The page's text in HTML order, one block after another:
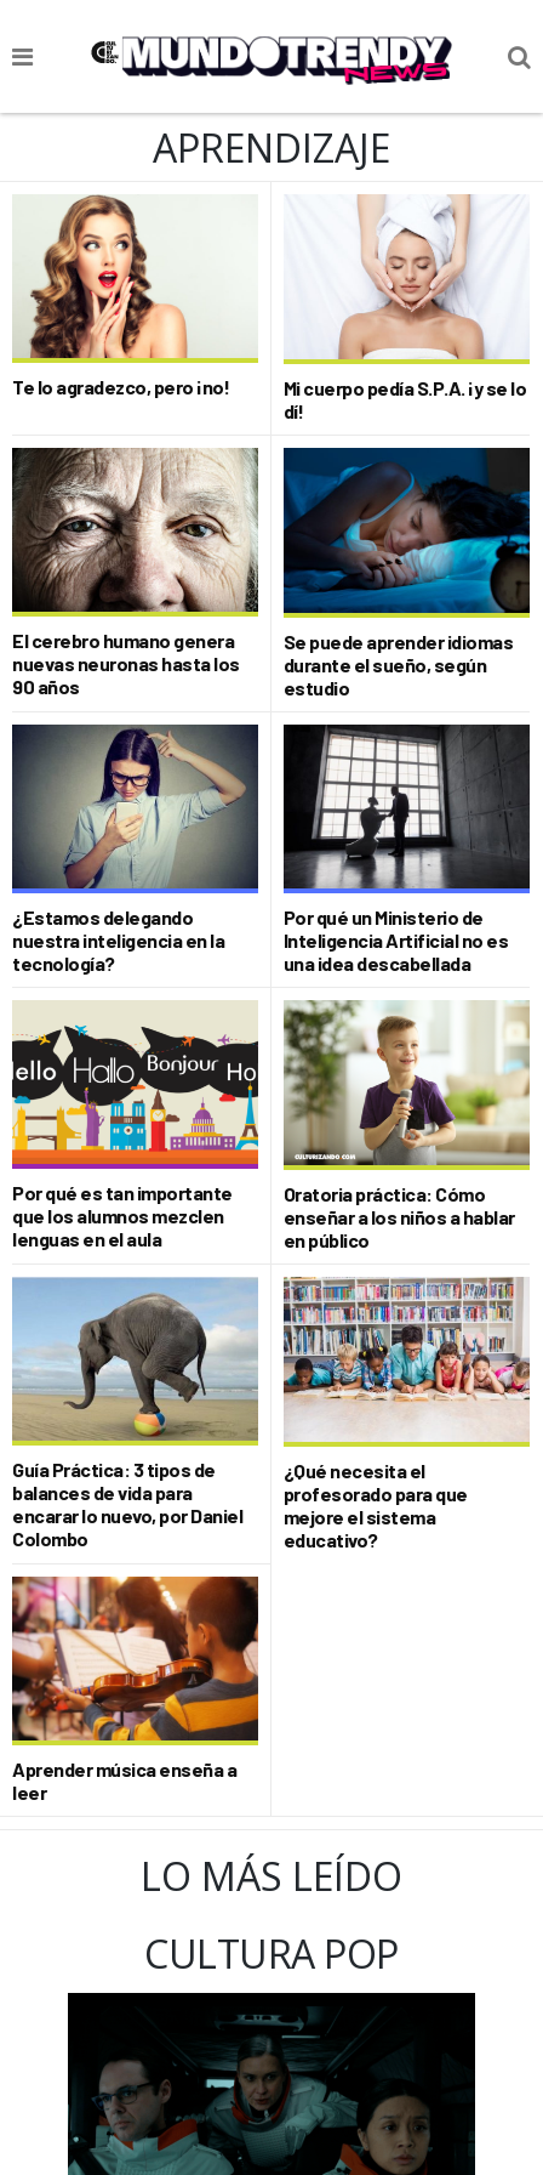
NOTICIAS
CIENCIA Y TECNOLOGÍA
VIDA
SOCIEDAD
CULTURIZANDO.COM
APRENDIZAJE
Te lo agradezco, pero ¡no!
Mi cuerpo pedía S.P.A. ¡y se lo
dí!
El cerebro humano genera
nuevas neuronas hasta los
90 años
Se puede aprender idiomas
durante el sueño, según
estudio
¿Estamos delegando
nuestra inteligencia en la
tecnología?
Por qué un Ministerio de
Inteligencia Artificial no es
una idea descabellada
Por qué es tan importante
que los alumnos mezclen
lenguas en el aula
Oratoria práctica: Cómo
enseñar a los niños a hablar
en público
Guía Práctica: 3 tipos de
balances de vida para
encarar lo nuevo, por Daniel
Colombo
¿Qué necesita el
profesorado para que
mejore el sistema
educativo?
Aprender música enseña a
leer
LO MÁS LEÍDO
CULTURA POP